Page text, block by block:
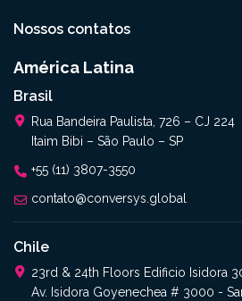
Nossos contatos
América Latina
Brasil
Rua Bandeira Paulista, 726 – CJ 224
Itaim Bibi – São Paulo – SP
+55 (11) 3807-3550
contato@conversys.global
Chile
23rd & 24th Floors Edificio Isidora
Av. Isidora Goyenechea # 3000 -